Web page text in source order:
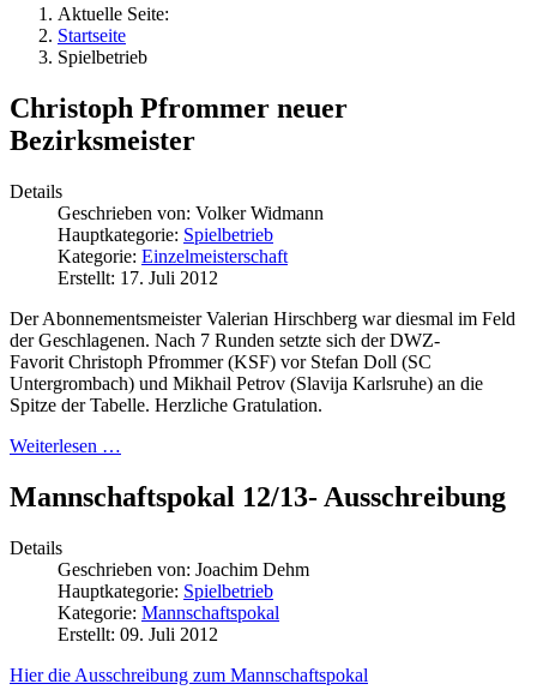
Aktuelle Seite:
Startseite
Spielbetrieb
Christoph Pfrommer neuer
Bezirksmeister
Details
Geschrieben von: Volker Widmann
Hauptkategorie: Spielbetrieb
Kategorie: Einzelmeisterschaft
Erstellt: 17. Juli 2012
Der Abonnementsmeister Valerian Hirschberg war diesmal im Feld
der Geschlagenen. Nach 7 Runden setzte sich der DWZ-
Favorit Christoph Pfrommer (KSF) vor Stefan Doll (SC
Untergrombach) und Mikhail Petrov (Slavija Karlsruhe) an die
Spitze der Tabelle. Herzliche Gratulation.
Weiterlesen …
Mannschaftspokal 12/13- Ausschreibung
Details
Geschrieben von: Joachim Dehm
Hauptkategorie: Spielbetrieb
Kategorie: Mannschaftspokal
Erstellt: 09. Juli 2012
Hier die Ausschreibung zum Mannschaftspokal